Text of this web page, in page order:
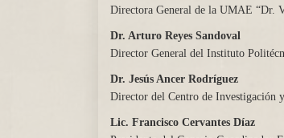
Directora General de la UMAE “Dr.
Dr. Arturo Reyes Sandoval
Director General del Instituto
Dr. Jesús Ancer Rodríguez
Director del Centro de Investigación
Lic. Francisco Cervantes Díaz